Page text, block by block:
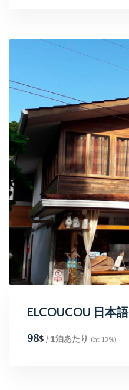
ELCOUCOU 日本語
98$ / 1泊あたり (ht 13%)